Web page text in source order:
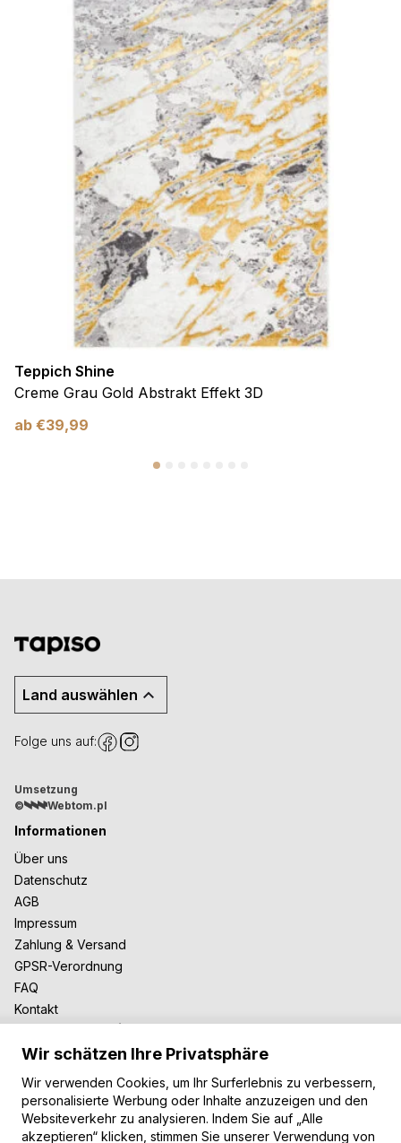
Teppich Shine
Creme Grau Gold Abstrakt Effekt 3D
ab €39,99
Land auswählen
Folge uns auf:
Umsetzung
©
Webtom.pl
Informationen
Über uns
Datenschutz
AGB
Impressum
Zahlung & Versand
GPSR-Verordnung
FAQ
Kontakt
Zusammenarbeit
Für Blogger
B2B-Zusammenarbeit
Unsere Teppiche
Moderne Teppiche
Wir schätzen Ihre Privatsphäre
Wir verwenden Cookies, um Ihr Surferlebnis zu verbessern,
personalisierte Werbung oder Inhalte anzuzeigen und den
Websiteverkehr zu analysieren. Indem Sie auf „Alle
akzeptieren“ klicken, stimmen Sie unserer Verwendung von